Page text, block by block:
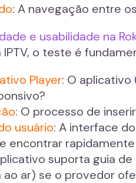
: A navegação entre
e usabilidade na
o teste é
Player: O aplicativo
: O processo de
usuário: A interface
encontrar
suporta guia
ar) se o provedor